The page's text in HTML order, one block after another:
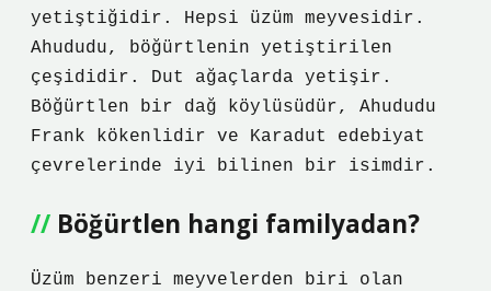
yetiştiğidir. Hepsi üzüm meyvesidir.
Ahududu, böğürtlenin yetiştirilen
çeşididir. Dut ağaçlarda yetişir.
Böğürtlen bir dağ köylüsüdür, Ahududu
Frank kökenlidir ve Karadut edebiyat
çevrelerinde iyi bilinen bir isimdir.
Böğürtlen hangi familyadan?
Üzüm benzeri meyvelerden biri olan